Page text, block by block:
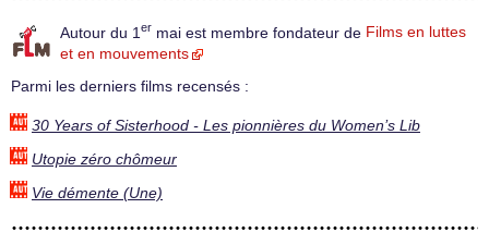
Autour du 1 er mai est membre fondateur de Films en luttes
et en mouvements
Parmi les derniers films recensés :
30 Years of Sisterhood - Les pionnières du Women’s Lib
Utopie zéro chômeur
Vie démente (Une)